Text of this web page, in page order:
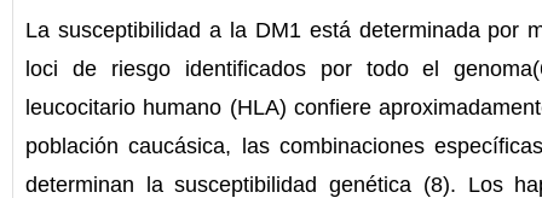
La susceptibilidad a la DM1 está determinada por
loci de riesgo identificados por todo el
leucocitario humano (HLA) confiere
población caucásica, las combinaciones
determinan la susceptibilidad genética (8). Los